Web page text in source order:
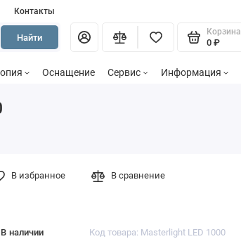
Контакты
Найти
Корзина
0 ₽
Оснащение Сервис Информация
В наличии Код товара: Masterlight LED 1000
В избранное В сравнение